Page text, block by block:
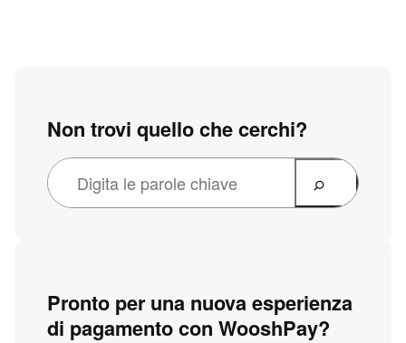
Non trovi quello che cerchi?
Pronto per una nuova esperienza
di pagamento con WooshPay?